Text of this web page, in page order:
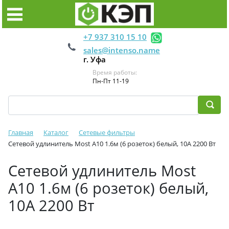
+7 937 310 15 10
sales@intenso.name
г. Уфа
Время работы:
Пн-Пт 11-19
Главная Каталог
Сетевые фильтры
Сетевой удлинитель Most A10 1.6м (6 розеток) белый, 10А 2200 Вт
Сетевой удлинитель Most
A10 1.6м (6 розеток) белый,
10А 2200 Вт